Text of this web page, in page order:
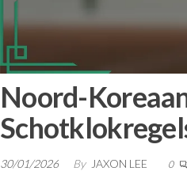
Noord-
30/01/2026 By JAXON LEE 0